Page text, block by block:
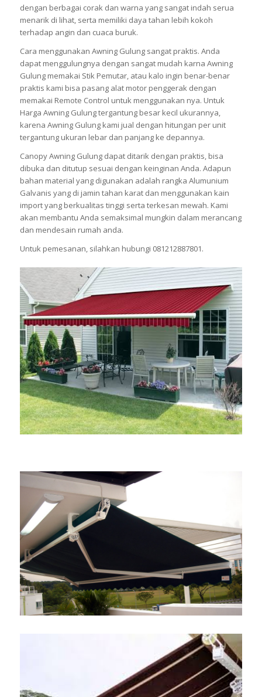
dengan berbagai corak dan warna yang sangat indah serua
menarik di lihat, serta memiliki daya tahan lebih kokoh
terhadap angin dan cuaca buruk.
Cara menggunakan Awning Gulung sangat praktis. Anda
dapat menggulungnya dengan sangat mudah karna Awning
Gulung memakai Stik Pemutar, atau kalo ingin benar-benar
praktis kami bisa pasang alat motor penggerak dengan
memakai Remote Control untuk menggunakan nya. Untuk
Harga Awning Gulung tergantung besar kecil ukurannya,
karena Awning Gulung kami jual dengan hitungan per unit
tergantung ukuran lebar dan panjang ke depannya.
Canopy Awning Gulung dapat ditarik dengan praktis, bisa
dibuka dan ditutup sesuai dengan keinginan Anda. Adapun
bahan material yang digunakan adalah rangka Alumunium
Galvanis yang di jamin tahan karat dan menggunakan kain
import yang berkualitas tinggi serta terkesan mewah. Kami
akan membantu Anda semaksimal mungkin dalam merancang
dan mendesain rumah anda.
Untuk pemesanan, silahkan hubungi 081212887801.